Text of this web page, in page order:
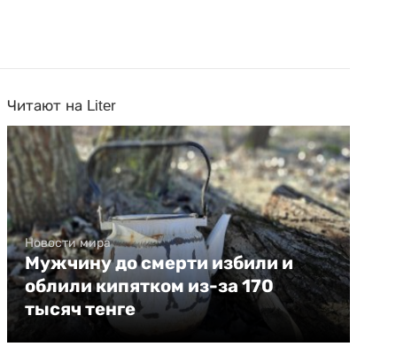
Читают на Liter
Новости мира
Мужчину до смерти избили и
облили кипятком из-за 170
тысяч тенге